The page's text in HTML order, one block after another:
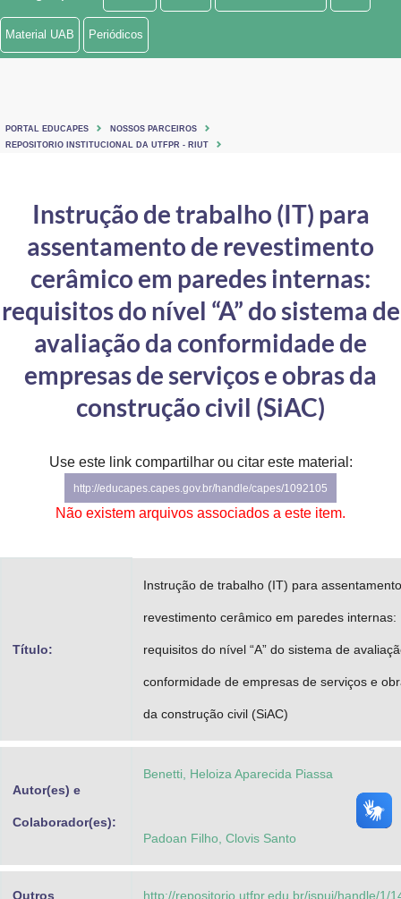
Ministério de Minas e Energia
Ministério do Turismo
Controladoria-Geral da União
Secretaria-Geral
Secretaria de Governo
Gabinete de Segurança Institucional
Advocacia-Geral da União
Banco Central do Brasil
Material UAB Periódicos
PORTAL EDUCAPES
NOSSOS PARCEIROS
REPOSITORIO INSTITUCIONAL DA UTFPR - RIUT
Instrução de trabalho (IT) para
assentamento de revestimento
cerâmico em paredes internas:
requisitos do nível “A” do sistema de
avaliação da conformidade de
empresas de serviços e obras da
construção civil (SiAC)
Use este link compartilhar ou citar este material:
http://educapes.capes.gov.br/handle/capes/1092105
Não existem arquivos associados a este item.
Título:
Instrução de trabalho (IT) para
revestimento cerâmico em paredes internas:
requisitos do nível “A” do sistema de
conformidade de empresas de serviços e
da construção civil (SiAC)
Autor(es) e
Colaborador(es):
Benetti, Heloiza Aparecida Piassa
Padoan Filho, Clovis Santo
Outros http://repositorio.utfpr.edu.br/jspui/handle/1/